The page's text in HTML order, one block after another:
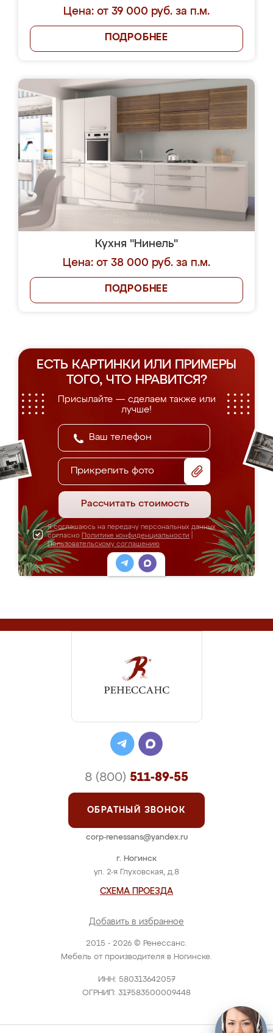
Цена: от 39 000 руб. за п.м.
ПОДРОБНЕЕ
Кухня "Нинель"
Цена: от 38 000 руб. за п.м.
ПОДРОБНЕЕ
ЕСТЬ КАРТИНКИ ИЛИ ПРИМЕРЫ
ТОГО, ЧТО НРАВИТСЯ?
Присылайте — сделаем также или
лучше!
Прикрепить фото
Рассчитать стоимость
Я соглашаюсь на передачу персональных данных
согласно Политике конфиденциальности
Пользовательскому соглашению
2015 - 2026 © Ренессанс.
Мебель от производителя в Ногинске.
ИНН: 580313642057
ОГРНИП: 317583500009448
г. Ногинск
ул. 2-я Глуховская, д.8
СХЕМА ПРОЕЗДА
Добавить в избранное
8 (800) 511-89-55
ОБРАТНЫЙ ЗВОНОК
corp-renessans@yandex.ru